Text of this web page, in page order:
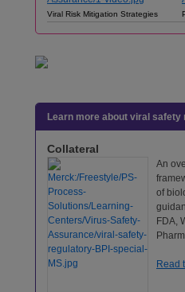
Viral Risk Mitigation Strategies
Learn more about viral
Collateral
An
of
FDA,
Read